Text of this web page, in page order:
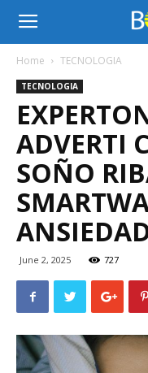
Bon
Dia
Aruba
Noticia
Home TECNOLOGIA
TECNOLOGIA
ADVERTI
SOÑO
June 2, 2025 727